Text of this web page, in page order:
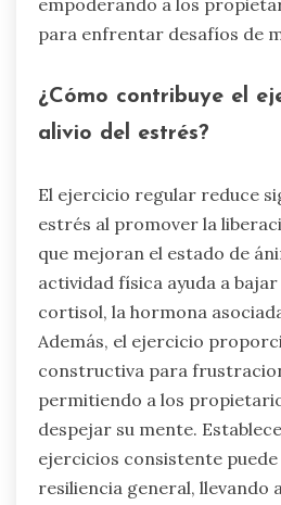
empoderando a los
para enfrentar desafíos de
¿Cómo contribuye el
alivio del estrés?
El ejercicio regular reduce
estrés al promover la
que mejoran el estado de
actividad física ayuda a
cortisol, la hormona
Además, el ejercicio
constructiva para
permitiendo a los
despejar su mente.
ejercicios consistente
resiliencia general, llevando